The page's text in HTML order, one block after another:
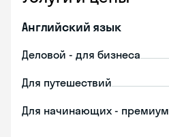
Английский язык
Деловой - для бизнеса
Для путешествий
Для начинающих - премиум